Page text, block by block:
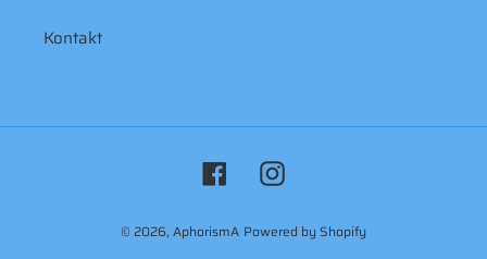
Kontakt
FacebookInstagram
© 2026, AphorismA Powered by Shopify